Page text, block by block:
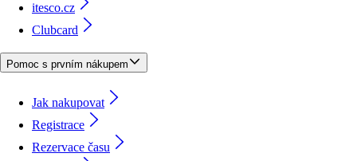
itesco.cz
Clubcard
Pomoc s prvním nákupem
Jak nakupovat
Registrace
Rezervace času